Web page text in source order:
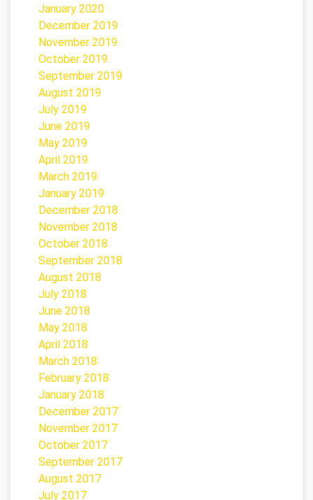
January 2020
December 2019
November 2019
October 2019
September 2019
August 2019
July 2019
June 2019
May 2019
April 2019
March 2019
January 2019
December 2018
November 2018
October 2018
September 2018
August 2018
July 2018
June 2018
May 2018
April 2018
March 2018
February 2018
January 2018
December 2017
November 2017
October 2017
September 2017
August 2017
July 2017